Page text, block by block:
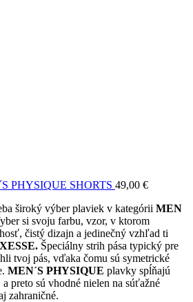
PHYSIQUE SHORTS 49,00 €
široký výber plaviek v kategórii MEN
si svoju farbu, vzor, v ktorom
čistý dizajn a jedinečný vzhľad ti
Špeciálny strih pása typický pre
tvoj pás, vďaka čomu sú symetrické
MEN´S PHYSIQUE plavky spĺňajú
preto sú vhodné nielen na súťažné
zahraničné.